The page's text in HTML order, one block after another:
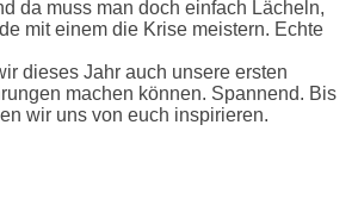
da muss man doch einfach Lächeln,
mit einem die Krise meistern. Echte
dieses Jahr auch unsere ersten
machen können. Spannend. Bis
wir uns von euch inspirieren.